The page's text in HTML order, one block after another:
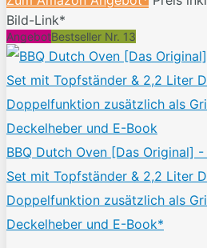
Bild-Link*
AngebotBestseller Nr. 13
BBQ Dutch Oven [Das Original]
Set mit Topfständer & 2,2 Liter
Doppelfunktion zusätzlich als
Deckelheber und E-Book*